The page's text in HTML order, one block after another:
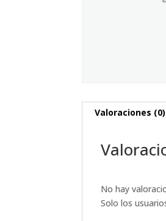
Valoraciones (0)
No hay
Solo los